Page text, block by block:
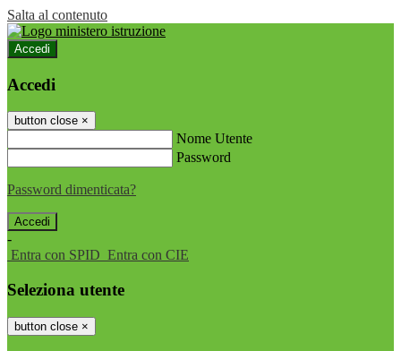
Salta al contenuto
Accedi
Accedi
button close ×
Nome Utente
Password
Password dimenticata?
-
Entra con SPID Entra con CIE
Seleziona utente
button close ×